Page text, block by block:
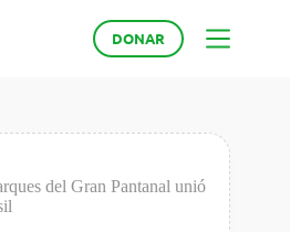
DONAR
del Gran Pantanal unió